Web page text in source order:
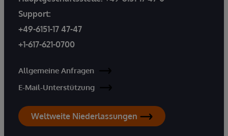
Support:
+49-6151-17 47-47
+1-617-621-0700
Allgemeine Anfragen
E-Mail-Unterstützung
Weltweite Niederlassungen